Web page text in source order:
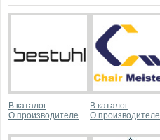
В каталог
О производителе
В каталог
О производителе